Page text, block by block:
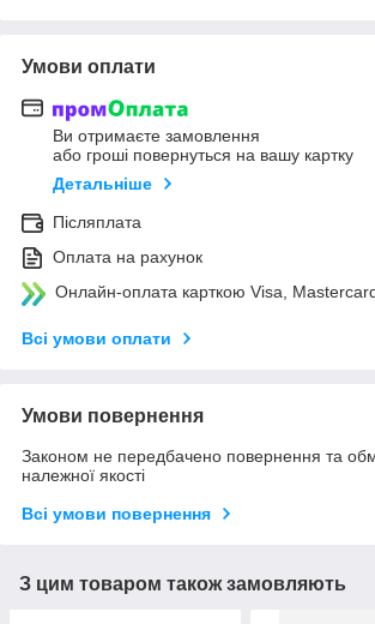
Умови оплати
Ви отримаєте замовлення
або гроші повернуться на вашу картку
Детальніше
Післяплата
Оплата на рахунок
Онлайн-оплата карткою Visa,
Всі умови оплати
Умови повернення
Законом не передбачено повернення та
належної якості
Всі умови повернення
З цим товаром також замовляють